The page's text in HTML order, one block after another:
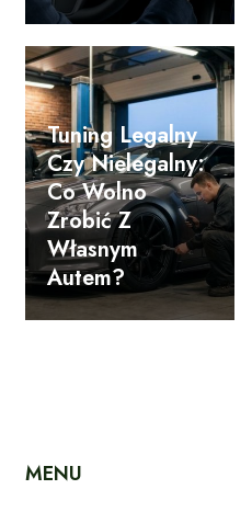
Tuning Legalny
Czy Nielegalny:
Co Wolno
Zrobić Z
Własnym
Autem?
MENU